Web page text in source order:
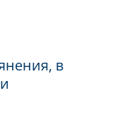
в